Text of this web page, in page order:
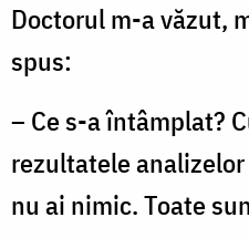
Doctorul m-a văzut,
spus:
– Ce s-a întâmplat?
rezultatele
nu ai nimic. Toate